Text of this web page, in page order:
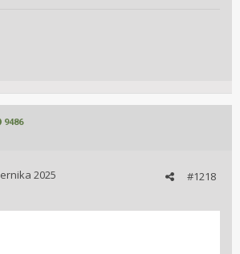
9486
#1218
2025